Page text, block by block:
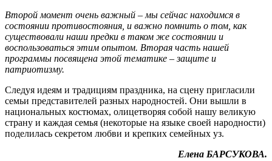
Второй момент очень важный – мы сейчас находимся в
состоянии противостояния, и важно помнить о том, как
существовали наши предки в таком же состоянии и
воспользоваться этим опытом. Вторая часть нашей
программы посвящена этой тематике – защите и
патриотизму.
Следуя идеям и традициям праздника, на сцену пригласили
семьи представителей разных народностей. Они вышли в
национальных костюмах, олицетворяя собой нашу великую
страну и каждая семья (некоторые на языке своей народности)
поделилась секретом любви и крепких семейных уз.
Елена БАРСУКОВА.